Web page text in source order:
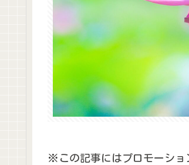
※この記事にはプロモーショ